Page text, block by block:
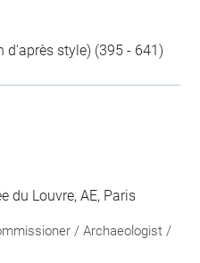
style) (395 - 641)
du Louvre, AE, Paris
/ Archaeologist /